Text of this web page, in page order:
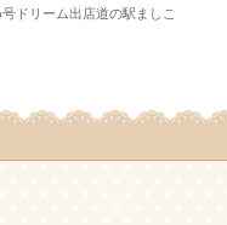
ドリーム出店道の駅ましこ